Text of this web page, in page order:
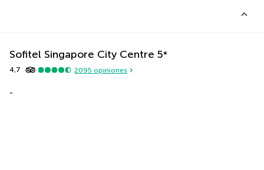
Sofitel Singapore City Centre 5*
4,7 2095 opiniones
-